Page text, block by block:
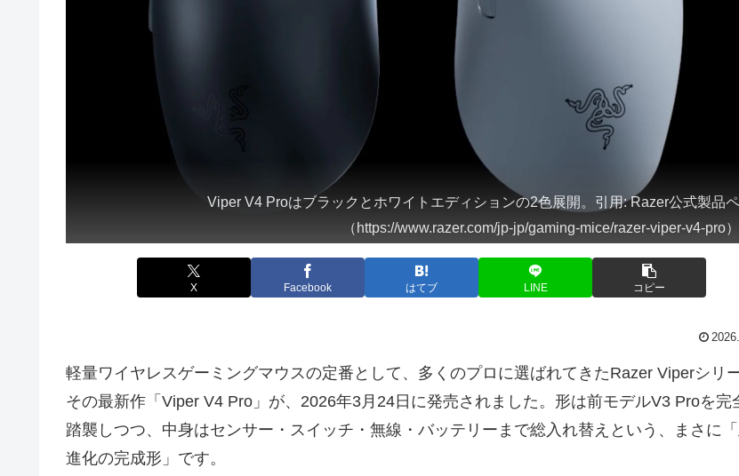
Viper V4 Proはブラックとホワイトエディションの2色展開。引用: Razer公式製品
（https://www.razer.com/jp-jp/gaming-mice/razer-viper-v4-pro
X Facebook はてブ LINE コピー
軽量ワイヤレスゲーミングマウスの定番として、多くのプロに選ばれてきたRazer Viperシリー
その最新作「Viper V4 Pro」が、2026年3月24日に発売されました。形は前モデルV3 Proを完
踏襲しつつ、中身はセンサー・スイッチ・無線・バッテリーまで総入れ替えという、まさに
進化の完成形」です。